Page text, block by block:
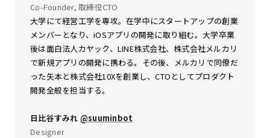
Co-Founder, 取締役CTO
大学にて経営工学を専攻。在学中にスタートアップの創業
メンバーとなり、iOSアプリの開発に取り組む。大学卒業
後は面白法人カヤック、LINE株式会社、株式会社メルカリ
で新規アプリの開発に携わる。その後、メルカリで同僚だ
った矢本と株式会社10Xを創業し、CTOとしてプロダクト
開発全般を担当する。
日比谷すみれ @suuminbot
Designer